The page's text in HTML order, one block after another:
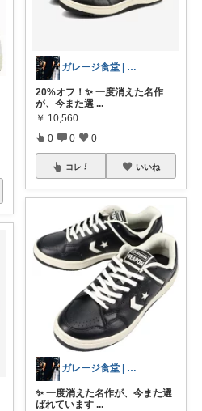
ガレージ食堂 | 開業準備中
20%オフ！✨ 一度消えた名作
が、今また選 ...
￥ 10,560
0 0 0
コレ いいね
ガレージ食堂 | 開業準備中
✨ 一度消えた名作が、今また選
ばれています ...